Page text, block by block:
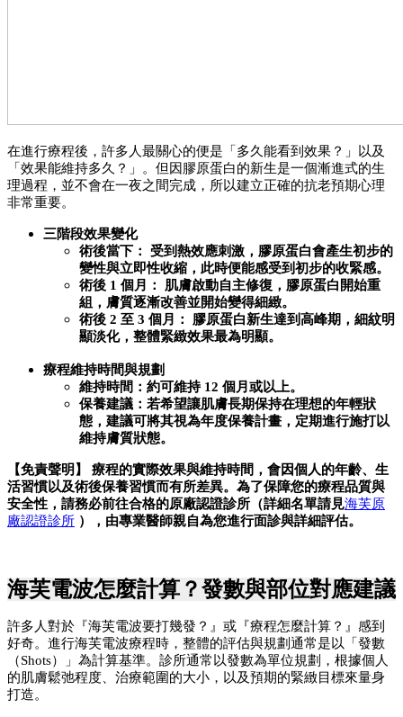
在進行療程後，許多人最關心的便是「多久能看到效果？」以及
「效果能維持多久？」。但因膠原蛋白的新生是一個漸進式的生
理過程，並不會在一夜之間完成，所以建立正確的抗老預期心理
非常重要。
三階段效果變化
術後當下： 受到熱效應刺激，膠原蛋白會產生初步的
變性與立即性收縮，此時便能感受到初步的收緊感。
術後 1 個月： 肌膚啟動自主修復，膠原蛋白開始重
組，膚質逐漸改善並開始變得細緻。
術後 2 至 3 個月： 膠原蛋白新生達到高峰期，細紋明
顯淡化，整體緊緻效果最為明顯。
療程維持時間與規劃
維持時間：約可維持 12 個月或以上。
保養建議：若希望讓肌膚長期保持在理想的年輕狀
態，建議可將其視為年度保養計畫，定期進行施打以
維持膚質狀態。
【免責聲明】 療程的實際效果與維持時間，會因個人的年齡、生
活習慣以及術後保養習慣而有所差異。為了保障您的療程品質與
安全性，請務必前往合格的原廠認證診所（詳細名單請見海芙原
廠認證診所 ），由專業醫師親自為您進行面診與詳細評估。
海芙電波怎麼計算？發數與部位對應建議
許多人對於『海芙電波要打幾發？』或『療程怎麼計算？』感到
好奇。進行海芙電波療程時，整體的評估與規劃通常是以「發數
（Shots）」為計算基準。診所通常以發數為單位規劃，根據個人
的肌膚鬆弛程度、治療範圍的大小，以及預期的緊緻目標來量身
打造。